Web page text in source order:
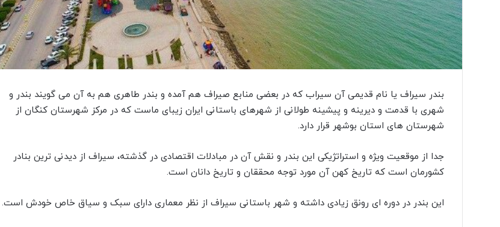
بندر سیراف یا نام قدیمی آن سیراب که در بعضی منابع صیراف هم آمده و بندر طاهری هم به آن می گویند بندر و
شهری با قدمت و دیرینه و پیشینه طولانی از شهرهای باستانی ایران زیبای ماست که در مرکز شهرستان کنگان از
شهرستان های استان بوشهر قرار دارد.
جدا از موقعیت ویژه و استراتژیکی این بندر و نقش آن در مبادلات اقتصادی در گذشته، سیراف از دیدنی ترین بنادر
کشورمان است که تاریخ کهن آن مورد توجه محققان و تاریخ دانان است.
این بندر در دوره ای رونق زیادی داشته و شهر باستانی سیراف از نظر معماری دارای سبک و سیاق خاص خودش است.